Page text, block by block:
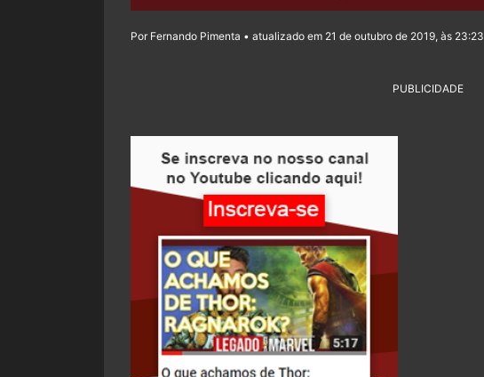
Por Fernando Pimenta • atualizado em 21 de outubro de 2019, às 23:23
PUBLICIDADE